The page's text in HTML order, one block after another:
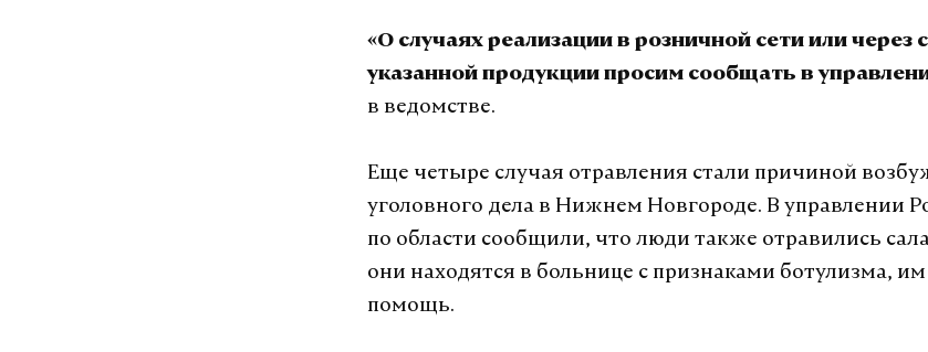
«О случаях реализации в розничной сети или через
указанной продукции просим сообщать в
в ведомстве.
Еще четыре случая отравления стали причиной
уголовного дела в Нижнем Новгороде. В управлении
по области сообщили, что люди также отравились
они находятся в больнице с признаками ботулизма,
помощь.